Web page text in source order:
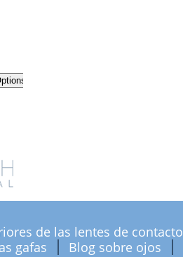
de las lentes de contacto
gafas
Blog sobre ojos